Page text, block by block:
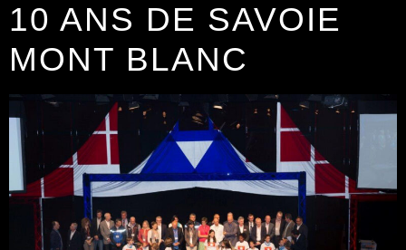
10 ANS DE SAVOIE
MONT BLANC